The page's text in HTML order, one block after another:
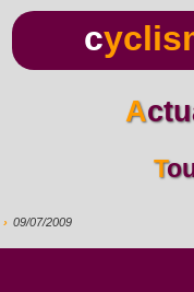
c
› 09/07/2009